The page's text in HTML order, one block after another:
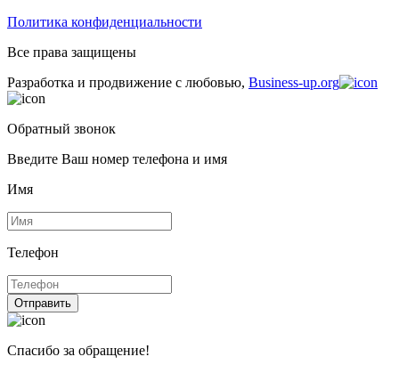
Политика конфиденциальности
Все права защищены
Разработка и продвижение с любовью, Business-up.org
Обратный звонок
Введите Ваш номер телефона и имя
Имя
Телефон
Отправить
Спасибо за обращение!